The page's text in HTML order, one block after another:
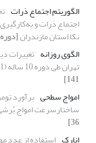
الگوریتم اجتماع ذرات
نکا استان مازندران[دوره 7، شماره 2، 1392، صفحه 49-58]
الگوی روزانه تغییرات
تهران طی دوره 10 ساله (2011-2001)
141]
امواج سطحی برآورد
ساختارسرعت امواج
36]
انارک استفاده از عدد